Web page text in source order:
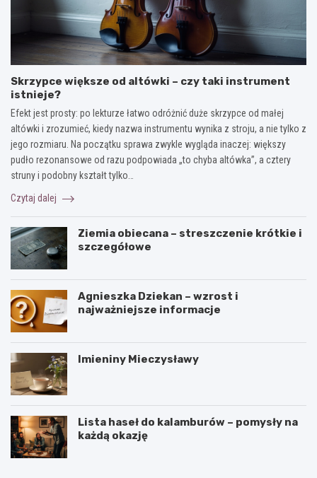
Skrzypce większe od altówki – czy taki instrument
istnieje?
Efekt jest prosty: po lekturze łatwo odróżnić duże skrzypce od małej
altówki i zrozumieć, kiedy nazwa instrumentu wynika z stroju, a nie tylko z
jego rozmiaru. Na początku sprawa zwykle wygląda inaczej: większy
pudło rezonansowe od razu podpowiada „to chyba altówka”, a cztery
struny i podobny kształt tylko…
Czytaj dalej
Ziemia obiecana – streszczenie krótkie i
szczegółowe
Agnieszka Dziekan – wzrost i
najważniejsze informacje
Imieniny Mieczysławy
Lista haseł do kalamburów – pomysły na
każdą okazję